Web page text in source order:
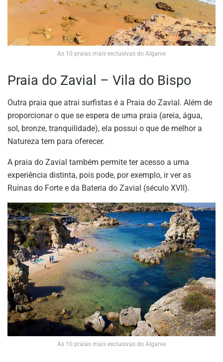
As 10 praias mais exclusivas do Algarve
Praia do Zavial – Vila do Bispo
Outra praia que atrai surfistas é a Praia do Zavial. Além de
proporcionar o que se espera de uma praia (areia, água,
sol, bronze, tranquilidade), ela possui o que de melhor a
Natureza tem para oferecer.
A praia do Zavial também permite ter acesso a uma
experiência distinta, pois pode, por exemplo, ir ver as
Ruínas do Forte e da Bateria do Zavial (século XVII).
As 10 praias mais exclusivas do Algarve